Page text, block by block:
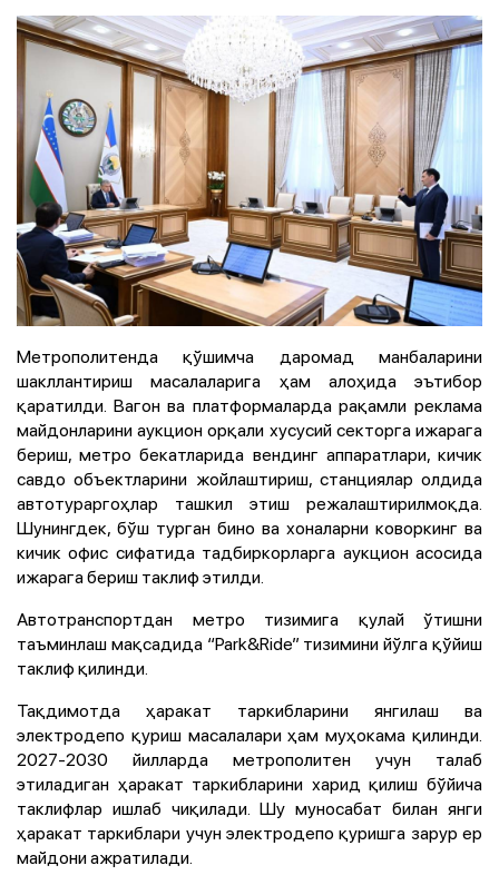
Метрополитенда қўшимча даромад манбаларини
шакллантириш масалаларига ҳам алоҳида эътибор
қаратилди. Вагон ва платформаларда рақамли реклама
майдонларини аукцион орқали хусусий секторга ижарага
бериш, метро бекатларида вендинг аппаратлари, кичик
савдо объектларини жойлаштириш, станциялар олдида
автотураргоҳлар ташкил этиш режалаштирилмоқда.
Шунингдек, бўш турган бино ва хоналарни коворкинг ва
кичик офис сифатида тадбиркорларга аукцион асосида
ижарага бериш таклиф этилди.
Автотранспортдан метро тизимига қулай ўтишни
таъминлаш мақсадида “Park&Ride” тизимини йўлга қўйиш
таклиф қилинди.
Тақдимотда ҳаракат таркибларини янгилаш ва
электродепо қуриш масалалари ҳам муҳокама қилинди.
2027-2030 йилларда метрополитен учун талаб
этиладиган ҳаракат таркибларини харид қилиш бўйича
таклифлар ишлаб чиқилади. Шу муносабат билан янги
ҳаракат таркиблари учун электродепо қуришга зарур ер
майдони ажратилади.